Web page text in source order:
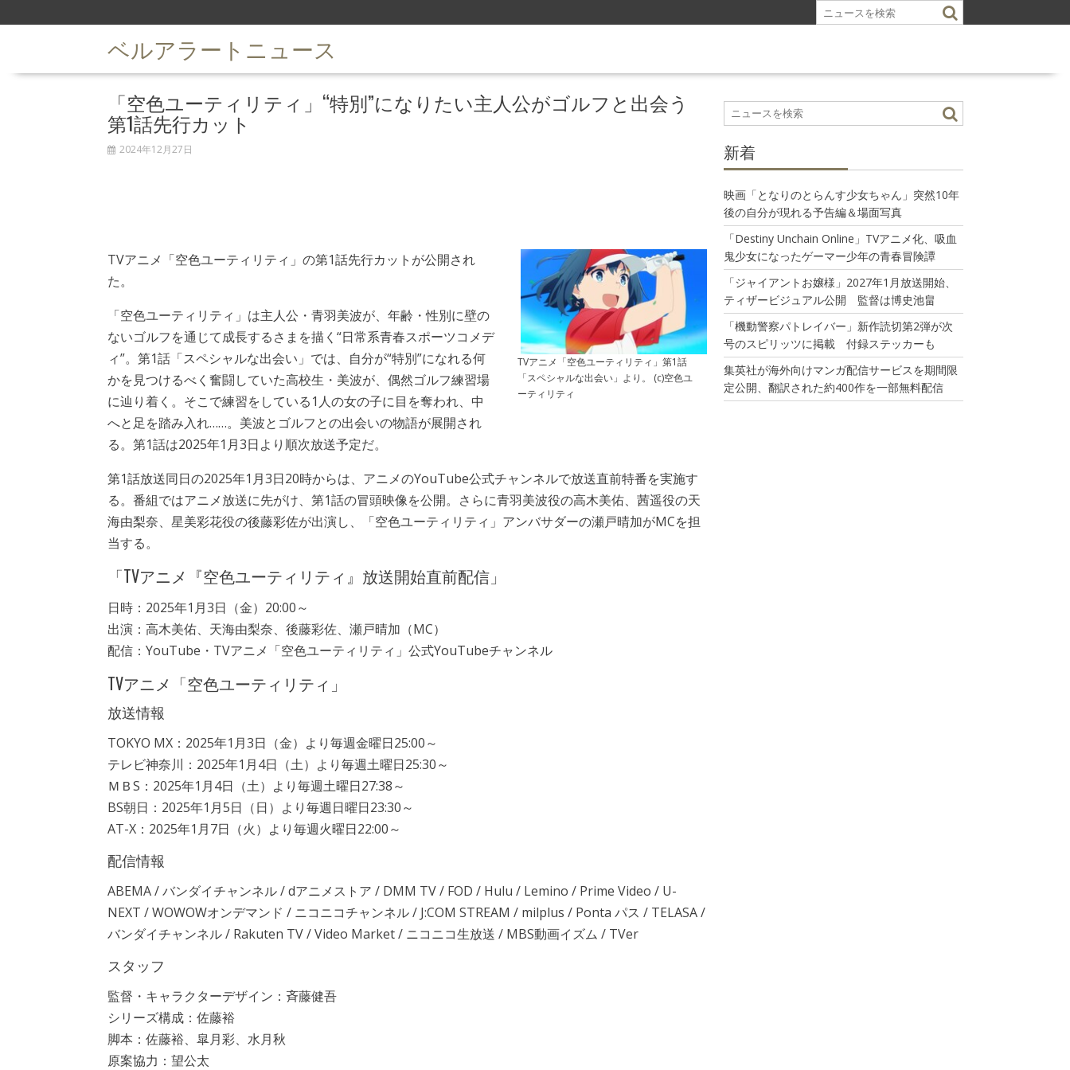
k
ベルアラートニュース
「空色ユーティリティ」“特別”になりたい主人公がゴルフと出会う
第1話先行カット
2024年12月27日
TVアニメ「空色ユーティリティ」第1話
「スペシャルな出会い」より。 (c)空色ユ
ーティリティ
TVアニメ「空色ユーティリティ」の第1話先行カットが公開され
た。
「空色ユーティリティ」は主人公・青羽美波が、年齢・性別に壁の
ないゴルフを通じて成長するさまを描く“日常系青春スポーツコメデ
ィ”。第1話「スペシャルな出会い」では、自分が“特別”になれる何
かを見つけるべく奮闘していた高校生・美波が、偶然ゴルフ練習場
に辿り着く。そこで練習をしている1人の女の子に目を奪われ、中
へと足を踏み入れ……。美波とゴルフとの出会いの物語が展開され
る。第1話は2025年1月3日より順次放送予定だ。
第1話放送同日の2025年1月3日20時からは、アニメのYouTube公式チャンネルで放送直前特番を実施す
る。番組ではアニメ放送に先がけ、第1話の冒頭映像を公開。さらに青羽美波役の高木美佑、茜遥役の天
海由梨奈、星美彩花役の後藤彩佐が出演し、「空色ユーティリティ」アンバサダーの瀬戸晴加がMCを担
当する。
「TVアニメ『空色ユーティリティ』放送開始直前配信」
日時：2025年1月3日（金）20:00～
出演：高木美佑、天海由梨奈、後藤彩佐、瀬戸晴加（MC）
配信：YouTube・TVアニメ「空色ユーティリティ」公式YouTubeチャンネル
TVアニメ「空色ユーティリティ」
放送情報
TOKYO MX：2025年1月3日（金）より毎週金曜日25:00～
テレビ神奈川：2025年1月4日（土）より毎週土曜日25:30～
ＭＢS：2025年1月4日（土）より毎週土曜日27:38～
BS朝日：2025年1月5日（日）より毎週日曜日23:30～
AT-X：2025年1月7日（火）より毎週火曜日22:00～
配信情報
ABEMA / バンダイチャンネル / dアニメストア / DMM TV / FOD / Hulu / Lemino / Prime Video / U-
NEXT / WOWOWオンデマンド / ニコニコチャンネル / J:COM STREAM / milplus / Ponta パス / TELASA /
バンダイチャンネル / Rakuten TV / Video Market / ニコニコ生放送 / MBS動画イズム / TVer
スタッフ
監督・キャラクターデザイン：斉藤健吾
シリーズ構成：佐藤裕
脚本：佐藤裕、皐月彩、水月秋
原案協力：望公太
新着
映画「となりのとらんす少女ちゃん」突然10年
後の自分が現れる予告編＆場面写真
「Destiny Unchain Online」TVアニメ化、吸血
鬼少女になったゲーマー少年の青春冒険譚
「ジャイアントお嬢様」2027年1月放送開始、
ティザービジュアル公開 監督は博史池畠
「機動警察パトレイバー」新作読切第2弾が次
号のスピリッツに掲載 付録ステッカーも
集英社が海外向けマンガ配信サービスを期間限
定公開、翻訳された約400作を一部無料配信